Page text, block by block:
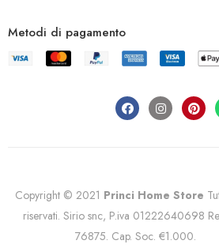
Metodi di pagamento
Copyright © 2021 Princi Home Store
riservati. Sirio snc, P.iva 01222640698
76875. Cap. Soc. €1.000.